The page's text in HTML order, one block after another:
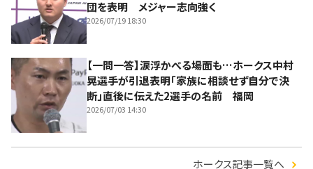
団を表明 メジャー志向強く
2026/07/19 18:30
【一問一答】涙浮かべる場面も…ホークス中村
晃選手が引退表明「家族に相談せず自分で決
断」直後に伝えた2選手の名前 福岡
2026/07/03 14:30
ホークス記事一覧へ